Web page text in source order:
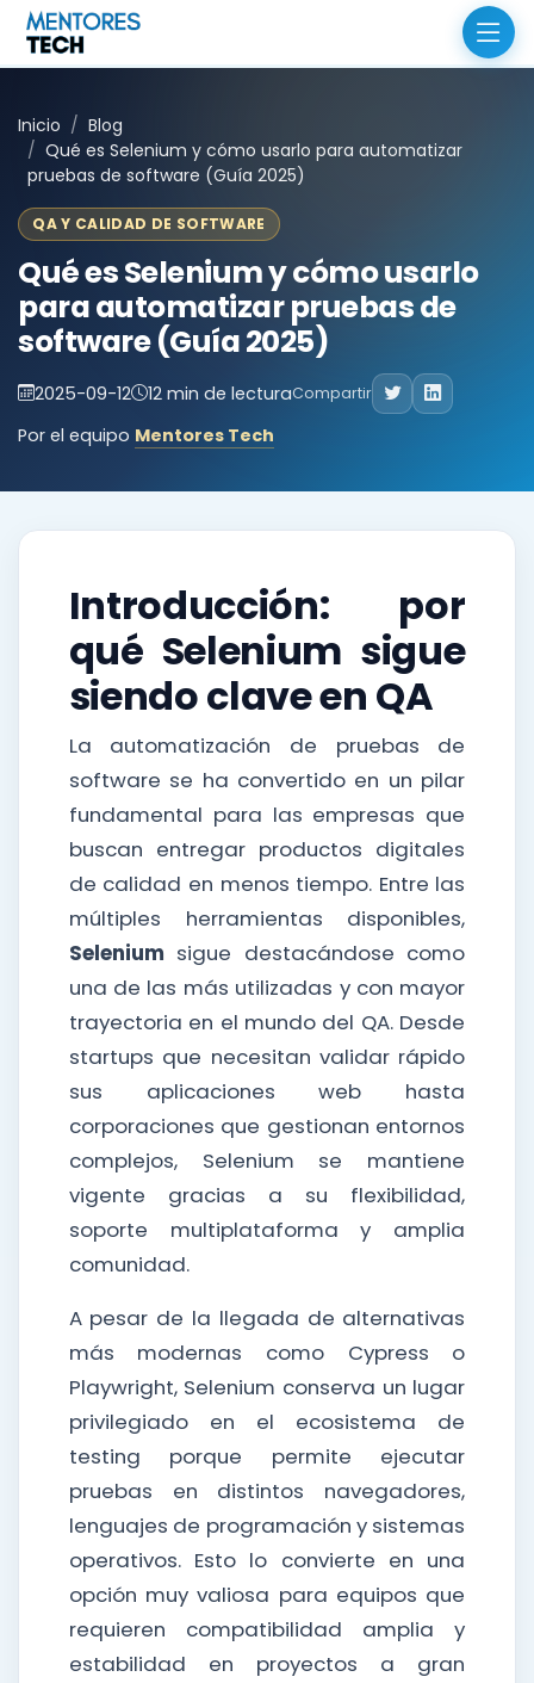
Inicio
Blog
Qué es Selenium y cómo usarlo para automatizar
pruebas de software (Guía 2025)
QA Y CALIDAD DE SOFTWARE
Qué es Selenium y cómo usarlo
para automatizar pruebas de
software (Guía 2025)
2025-09-12 12 min de lecturaCompartir
Por el equipo Mentores Tech
Introducción: por
qué Selenium sigue
siendo clave en QA
La automatización de pruebas de
software se ha convertido en un pilar
fundamental para las empresas que
buscan entregar productos digitales
de calidad en menos tiempo. Entre las
múltiples herramientas disponibles,
Selenium sigue destacándose como
una de las más utilizadas y con mayor
trayectoria en el mundo del QA. Desde
startups que necesitan validar rápido
sus aplicaciones web hasta
corporaciones que gestionan entornos
complejos, Selenium se mantiene
vigente gracias a su flexibilidad,
soporte multiplataforma y amplia
comunidad.
A pesar de la llegada de alternativas
más modernas como Cypress o
Playwright, Selenium conserva un lugar
privilegiado en el ecosistema de
testing porque permite ejecutar
pruebas en distintos navegadores,
lenguajes de programación y sistemas
operativos. Esto lo convierte en una
opción muy valiosa para equipos que
requieren compatibilidad amplia y
estabilidad en proyectos a gran